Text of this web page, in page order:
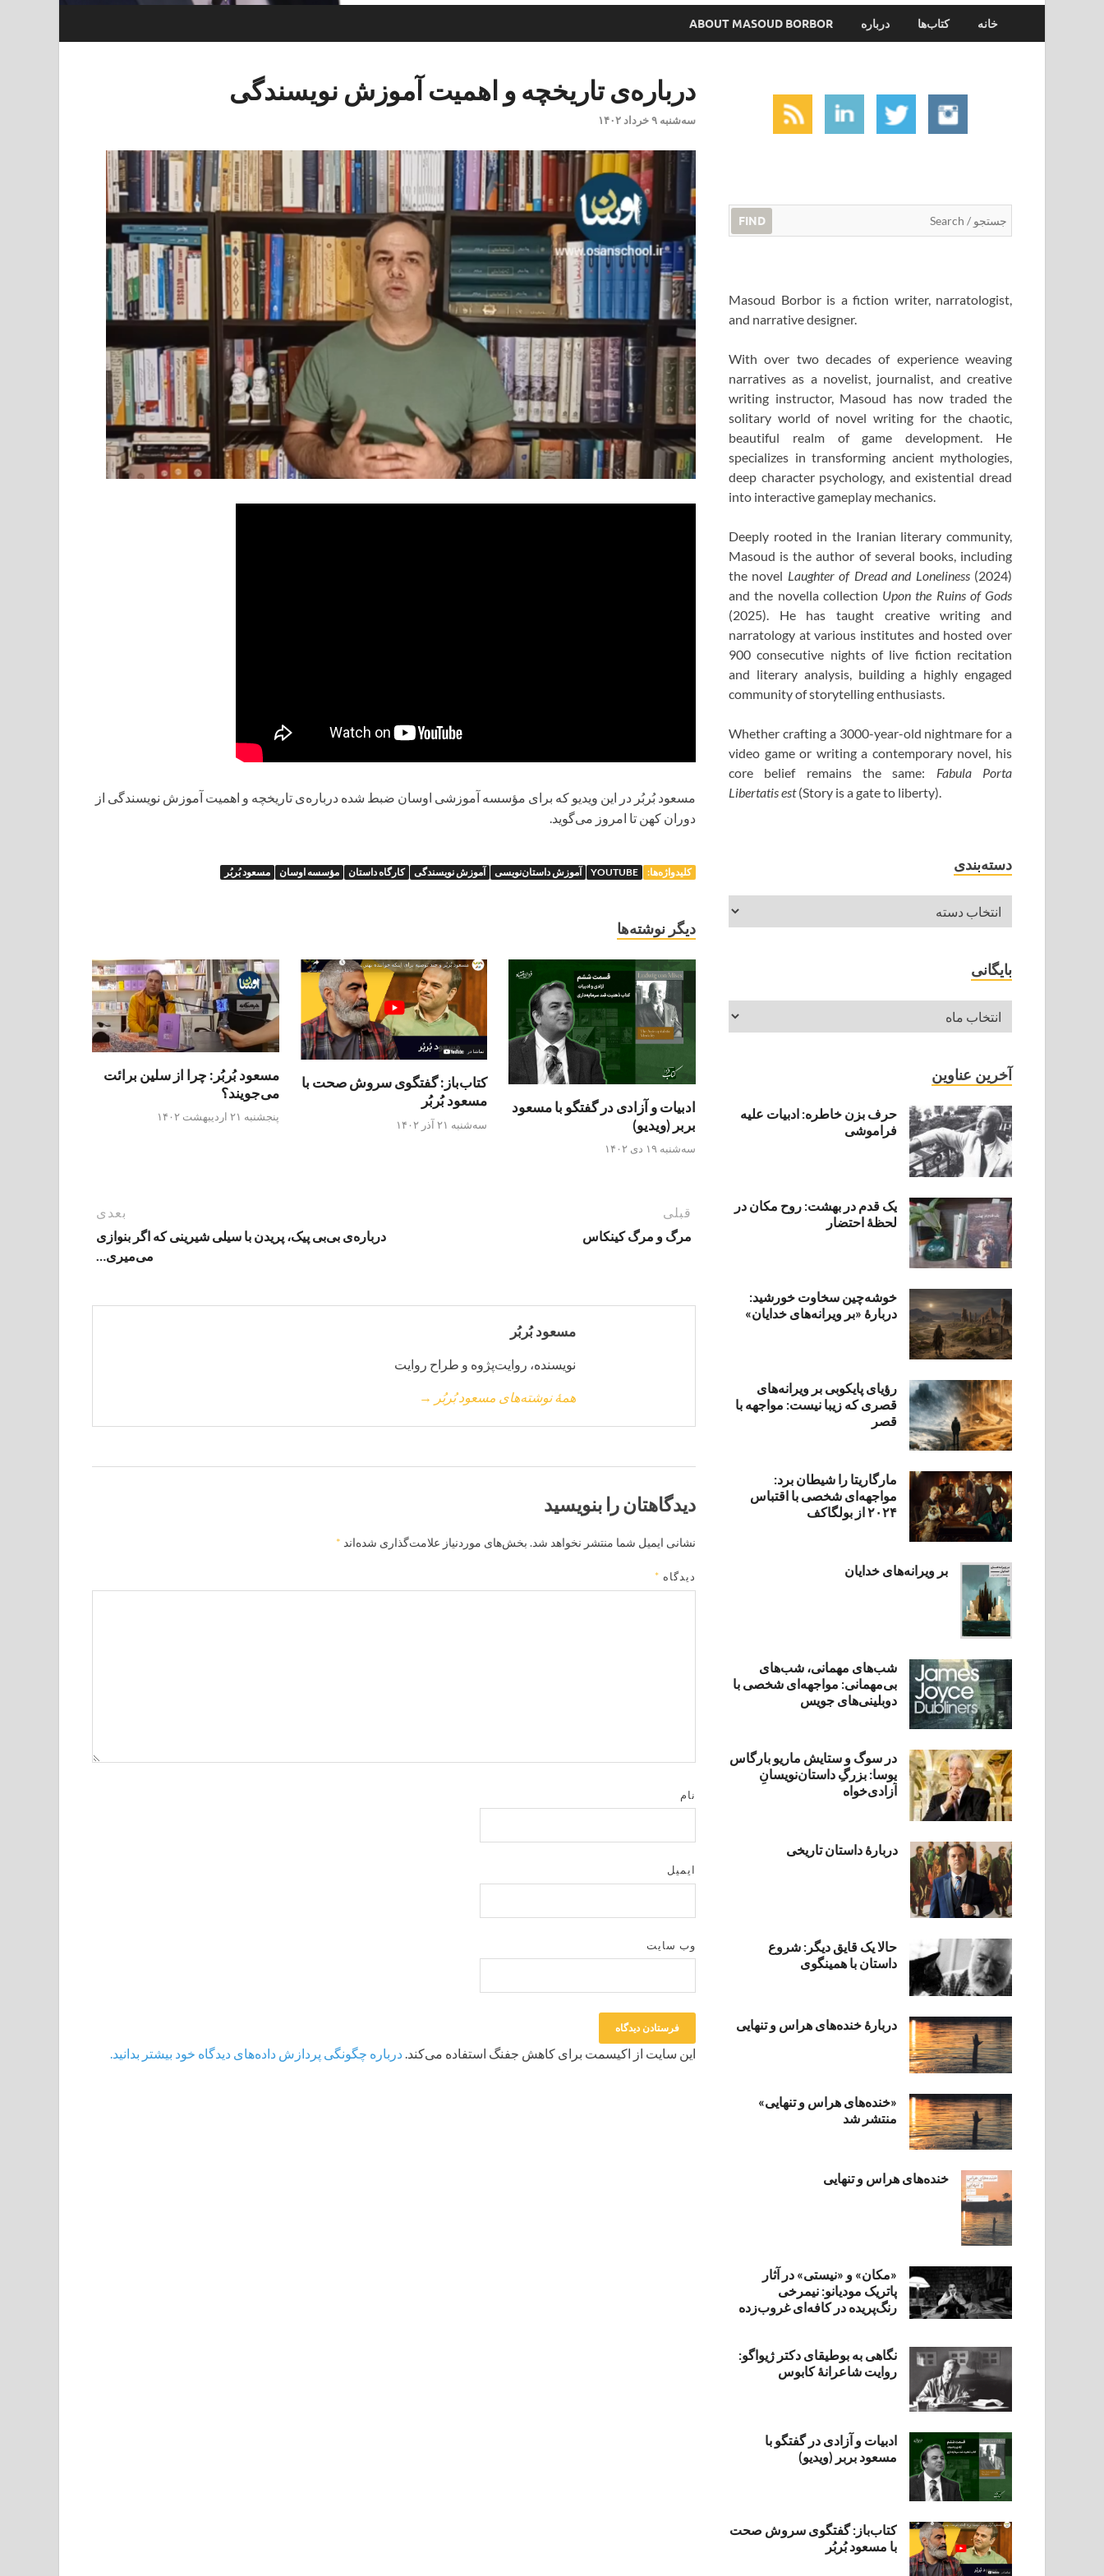
خانه کتاب‌ها درباره ABOUT MASOUD BORBOR
درباره‌ی تاریخچه و اهمیت آموزش نویسندگی
سه‌شنبه ۹ خرداد ۱۴۰۲
مسعود بُربُر در این ویدیو که برای مؤسسه آموزشی اوسان ضبط شده درباره‌ی تاریخچه و اهمیت آموزش نویسندگی از
دوران کهن تا امروز می‌گوید.
کلیدواژه‌ها: YOUTUBE آموزش داستان‌نویسی آموزش نویسندگی کارگاه داستان مؤسسه اوسان مسعود بُربُر
دیگر نوشته‌ها
ادبیات و آزادی در گفتگو با مسعود
بربر (ویدیو)
سه‌شنبه ۱۹ دی ۱۴۰۲
کتاب‌باز: گفتگوی سروش صحت با
مسعود بُربُر
سه‌شنبه ۲۱ آذر ۱۴۰۲
مسعود بُربُر: چرا از سلین برائت
می‌جویند؟
پنجشنبه ۲۱ اردیبهشت ۱۴۰۲
قبلی
مرگ و مرگ کینکاس
بعدی
درباره‌ی بی‌بی‌ پیک، پریدن با سیلی شیرینی که اگر بنوازی
می‌میری…
مسعود بُربُر
نویسنده، روایت‌پژوه و طراح روایت
همهٔ نوشته‌های مسعود بُربُر →
دیدگاهتان را بنویسید
نشانی ایمیل شما منتشر نخواهد شد. بخش‌های موردنیاز علامت‌گذاری شده‌اند *
دیدگاه *
نام
ایمیل
وب‌ سایت
این سایت از اکیسمت برای کاهش جفنگ استفاده می‌کند.درباره چگونگی پردازش داده‌های دیدگاه خود بیشتر بدانید.
FIND
Masoud Borbor is a fiction writer, narratologist,
and narrative designer.
With over two decades of experience weaving
narratives as a novelist, journalist, and creative
writing instructor, Masoud has now traded the
solitary world of novel writing for the chaotic,
beautiful realm of game development. He
specializes in transforming ancient mythologies,
deep character psychology, and existential dread
into interactive gameplay mechanics.
Deeply rooted in the Iranian literary community,
Masoud is the author of several books, including
the novel Laughter of Dread and Loneliness(2024)
and the novella collection Upon the Ruins of Gods
(2025). He has taught creative writing and
narratology at various institutes and hosted over
900 consecutive nights of live fiction recitation
and literary analysis, building a highly engaged
community of storytelling enthusiasts.
Whether crafting a 3000-year-old nightmare for a
video game or writing a contemporary novel, his
core belief remains the same: Fabula Porta
Libertatis est(Story is a gate to liberty).
دسته‌بندی
بایگانی
آخرین عناوین
حرف بزن خاطره: ادبیات علیه
فراموشی
یک قدم در بهشت: روح مکان در
لحظهٔ احتضار
خوشه‌چین سخاوت خورشید:
دربارهٔ «بر ویرانه‌های خدایان»
رؤیای پایکوبی بر ویرانه‌های
قصری که زیبا نیست: مواجهه با
قصر
مارگاریتا را شیطان برد:
مواجهه‌ای شخصی با اقتباس
۲۰۲۴ از بولگاکف
بر ویرانه‌های خدایان
شب‌های مهمانی، شب‌های
بی‌مهمانی: مواجهه‌ای شخصی با
دوبلینی‌های جویس
در سوگ و ستایش ماریو بارگاس
یوسا: بزرگِ داستان‌نویسانِ
آزادی‌خواه
دربارۀ داستان تاریخی
حالا یک قایق دیگر: شروع
داستان با همینگوی
دربارهٔ خنده‌های هراس و تنهایی
«خنده‌های هراس و تنهایی»
منتشر شد
خنده‌های هراس و تنهایی
«مکان» و «نیستی» در آثار
پاتریک مودیانو: نیمرخی
رنگ‌پریده در کافه‌ای غروب‌زده
نگاهی به بوطیقای دکتر ژیواگو:
روایت شاعرانۀ کابوس
ادبیات و آزادی در گفتگو با
مسعود بربر (ویدیو)
کتاب‌باز: گفتگوی سروش صحت
با مسعود بُربُر